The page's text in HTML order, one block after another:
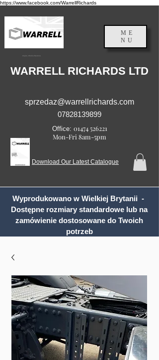
https://www.facebook.com/WarrellRichards
Anglia, Wielka Brytania
ME
NU
WARRELL RICHARDS LTD
sprzedaz@warrellrichards.com
07828139899
Office: 01474 526221
Mon-Fri 8am-5pm
Download Our Latest Catalogue
Wyprodukowano w Wielkiej Brytanii -
Dostępne rozmiary standardowe lub na
zamówienie dostosowane do Twoich
potrzeb